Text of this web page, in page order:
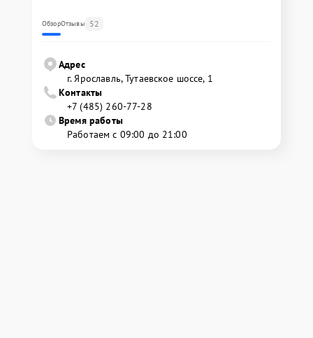
ОбзорОтзывы 52
Адрес
г. Ярославль, Тутаевское шоссе, 1
Контакты
+7 (485) 260-77-28
Время работы
Работаем с 09:00 до 21:00